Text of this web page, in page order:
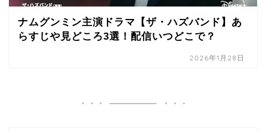
ナムグンミン主演ドラマ【ザ・ハズバンド】あ
らすじや見どころ3選！配信いつどこで？
2026年1月28日